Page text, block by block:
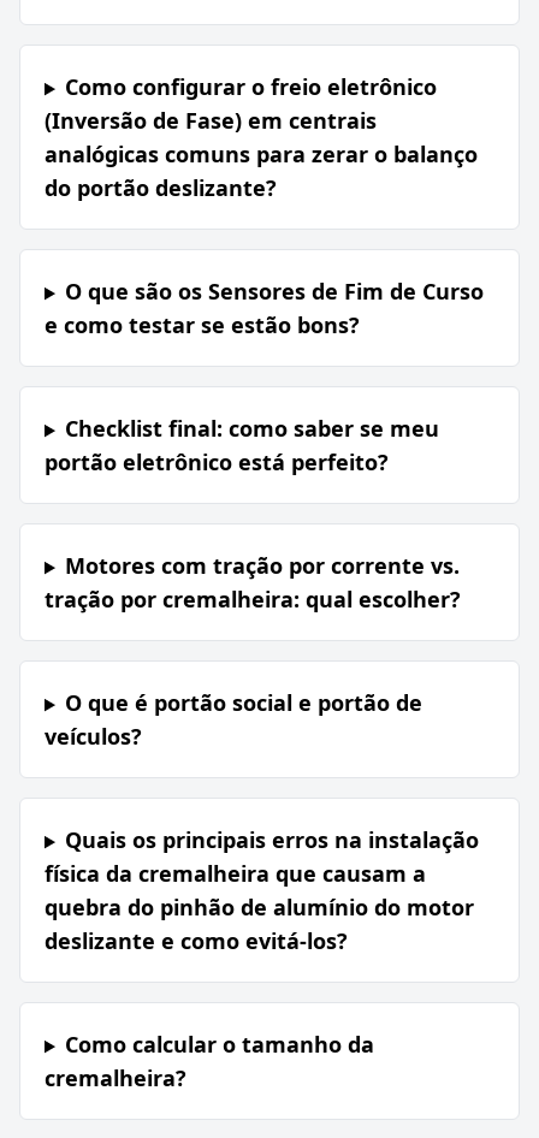
Como configurar o freio eletrônico
(Inversão de Fase) em centrais
analógicas comuns para zerar o balanço
do portão deslizante?
O que são os Sensores de Fim de Curso
e como testar se estão bons?
Checklist final: como saber se meu
portão eletrônico está perfeito?
Motores com tração por corrente vs.
tração por cremalheira: qual escolher?
O que é portão social e portão de
veículos?
Quais os principais erros na instalação
física da cremalheira que causam a
quebra do pinhão de alumínio do motor
deslizante e como evitá-los?
Como calcular o tamanho da
cremalheira?